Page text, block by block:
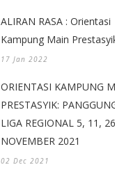
ALIRAN RASA : Orientasi
Kampung Main
17 Jan 2022
ORIENTASI KAMPUNG
PRESTASYIK:
LIGA REGIONAL 5, 11,
NOVEMBER 2021
02 Dec 2021